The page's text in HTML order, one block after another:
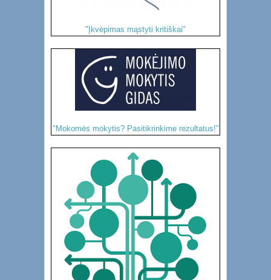
"Įkvėpimas mąstyti kritiškai"
"Mokomės mokytis? Pasitikrinkime rezultatus!"